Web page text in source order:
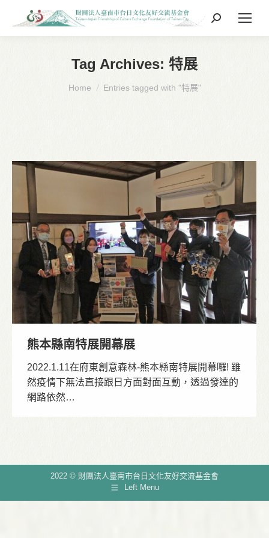
Search:
Tag Archives: 特展
You are here:
Home Entries tagged with "特展"
熊本縣南特展開幕展
2022.1.11在府東創意森林-熊本縣南特展開幕囉! 雖
然疫情下無法直接跟日方面對面互動，透過發達的
網路依然…
2022 © 財團法人臺南市台日文化友好交流基金會
Left Menu